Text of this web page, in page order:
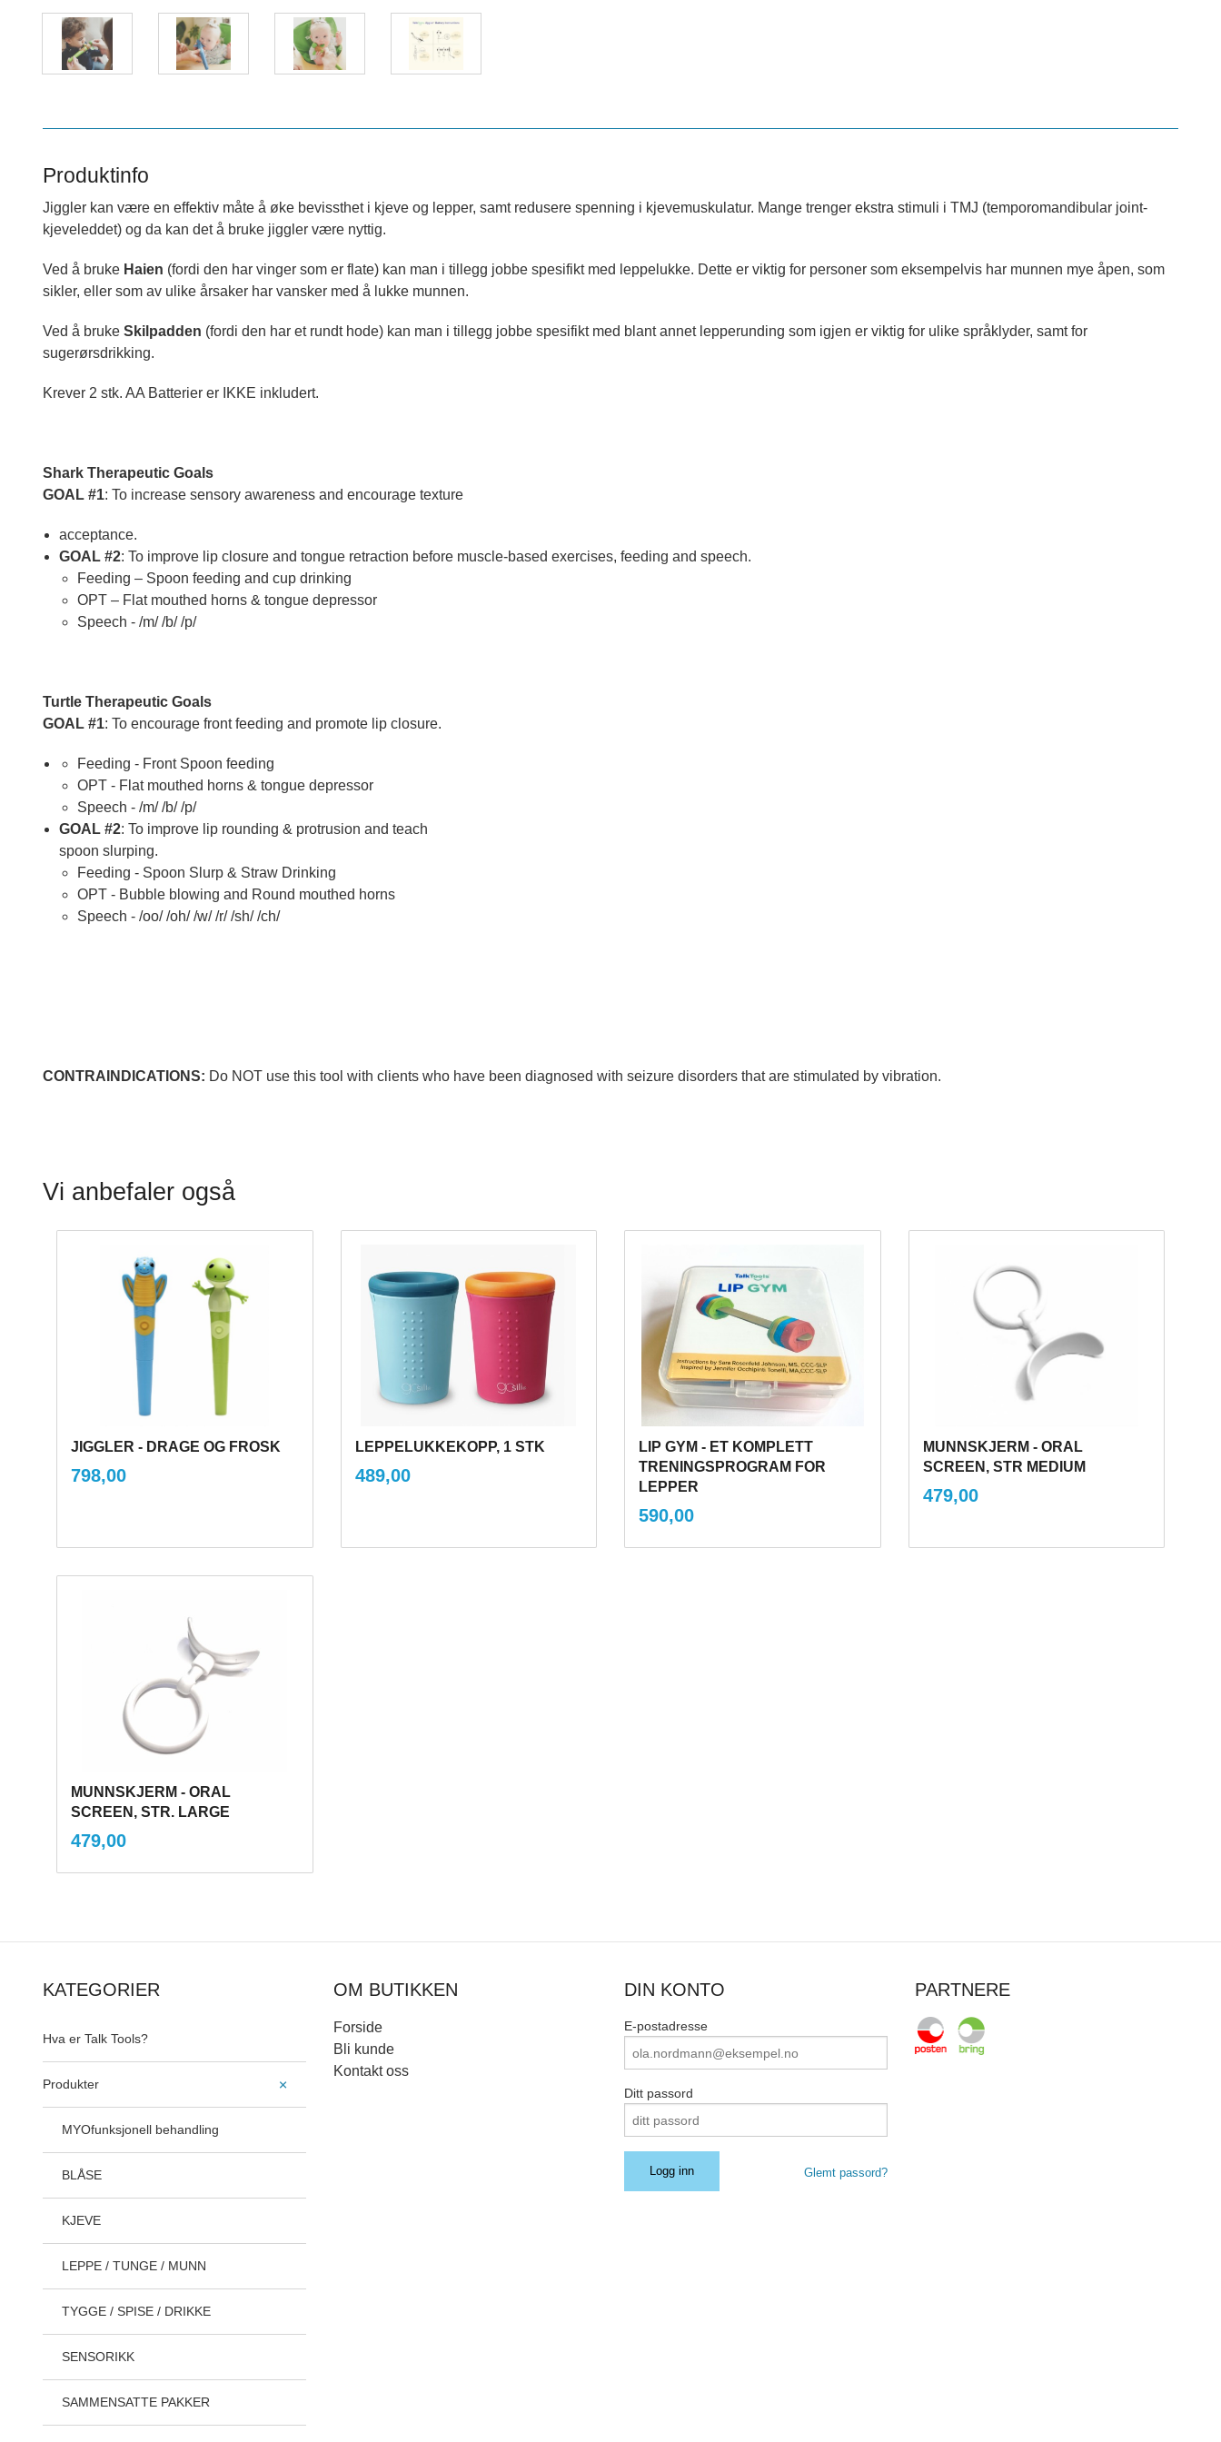
Produktinfo
Jiggler kan være en effektiv måte å øke bevissthet i kjeve og lepper, samt redusere spenning i kjevemuskulatur. Mange trenger ekstra stimuli i TMJ (temporomandibular joint-
kjeveleddet) og da kan det å bruke jiggler være nyttig.
Ved å bruke Haien (fordi den har vinger som er flate) kan man i tillegg jobbe spesifikt med leppelukke. Dette er viktig for personer som eksempelvis har munnen mye åpen, som
sikler, eller som av ulike årsaker har vansker med å lukke munnen.
Ved å bruke Skilpadden (fordi den har et rundt hode) kan man i tillegg jobbe spesifikt med blant annet lepperunding som igjen er viktig for ulike språklyder, samt for
sugerørsdrikking.
Krever 2 stk. AA Batterier er IKKE inkludert.
Shark Therapeutic Goals
GOAL #1: To increase sensory awareness and encourage texture
acceptance.
GOAL #2: To improve lip closure and tongue retraction before muscle-based exercises, feeding and speech.
Feeding – Spoon feeding and cup drinking
OPT – Flat mouthed horns & tongue depressor
Speech - /m/ /b/ /p/
Turtle Therapeutic Goals
GOAL #1: To encourage front feeding and promote lip closure.
Feeding - Front Spoon feeding
OPT - Flat mouthed horns & tongue depressor
Speech - /m/ /b/ /p/
GOAL #2: To improve lip rounding & protrusion and teach
spoon slurping.
Feeding - Spoon Slurp & Straw Drinking
OPT - Bubble blowing and Round mouthed horns
Speech - /oo/ /oh/ /w/ /r/ /sh/ /ch/
CONTRAINDICATIONS: Do NOT use this tool with clients who have been diagnosed with seizure disorders that are stimulated by vibration.
Vi anbefaler også
JIGGLER - DRAGE OG FROSK
Pris
798,00
LEPPELUKKEKOPP, 1 STK
Pris
489,00mva.
LIP GYM - ET KOMPLETT
TRENINGSPROGRAM FOR
LEPPER
Pris
590,00
MUNNSKJERM - ORAL
SCREEN, STR MEDIUM
Pris
479,00mva.
MUNNSKJERM - ORAL
SCREEN, STR. LARGE
Pris
479,00
KATEGORIER
Hva er Talk Tools?
Produkter
MYOfunksjonell behandling
BLÅSE
KJEVE
LEPPE / TUNGE / MUNN
TYGGE / SPISE / DRIKKE
SENSORIKK
SAMMENSATTE PAKKER
OM BUTIKKEN
Forside
Bli kunde
Kontakt oss
DIN KONTO
E-postadresse
Ditt passord
Glemt passord?
PARTNERE